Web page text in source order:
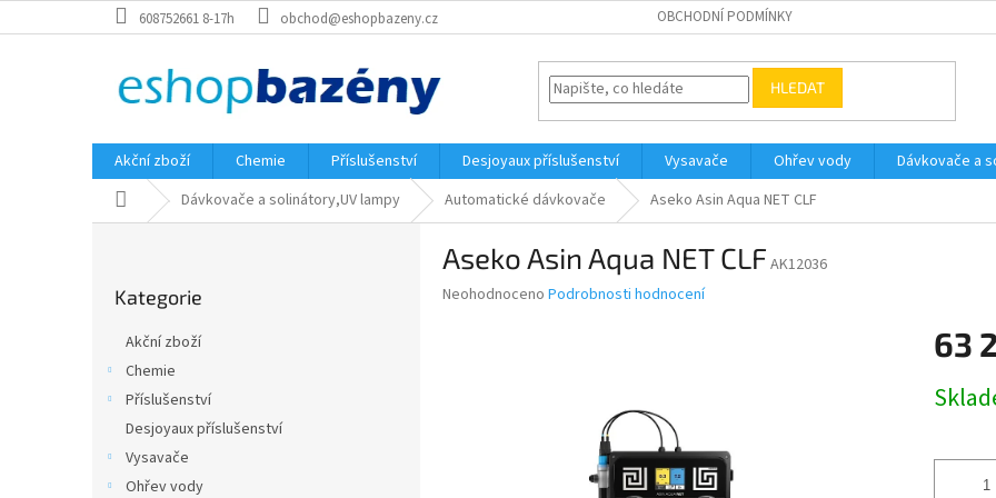
na
608752661 8-17h obchod@eshopbazeny.cz OBCHODNÍ PODMÍNKY
HLEDAT
Akční zboží Chemie Příslušenství Desjoyaux příslušenství Vysavače Ohřev vody Dávkovače a
Domů Dávkovače a solinátory,UV lampy Automatické dávkovače Aseko Asin Aqua NET CLF
kategorie
Kategorie
Akční zboží
Chemie
Příslušenství
Desjoyaux příslušenství
Vysavače
Ohřev vody
Aseko Asin Aqua NET CLF AK12036
Průměrné
Neohodnoceno Podrobnosti hodnocení
63
cena: